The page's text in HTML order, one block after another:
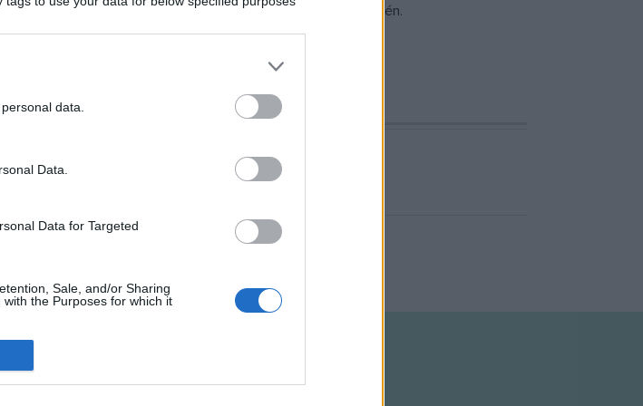
data.
Data.
Data for Targeted
Sale, and/or Sharing
the Purposes for which it
Drivecímű filmjével vált ismertté a 2000-es évek elején.